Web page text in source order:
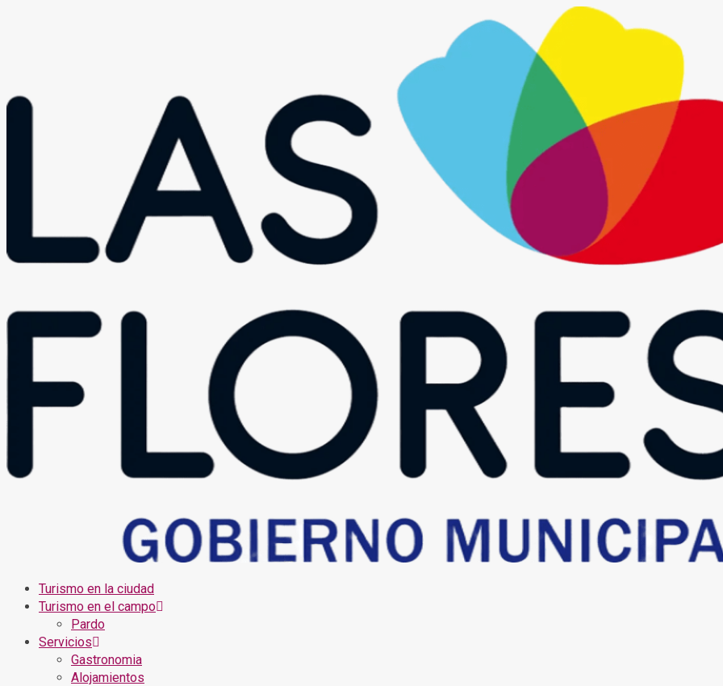
Turismo en la ciudad
Turismo en el campo
Pardo
Servicios
Gastronomia
Alojamientos